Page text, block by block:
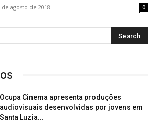
de agosto de 2018 0
Ocupa Cinema apresenta produções
audiovisuais desenvolvidas por jovens em
Santa Luzia...